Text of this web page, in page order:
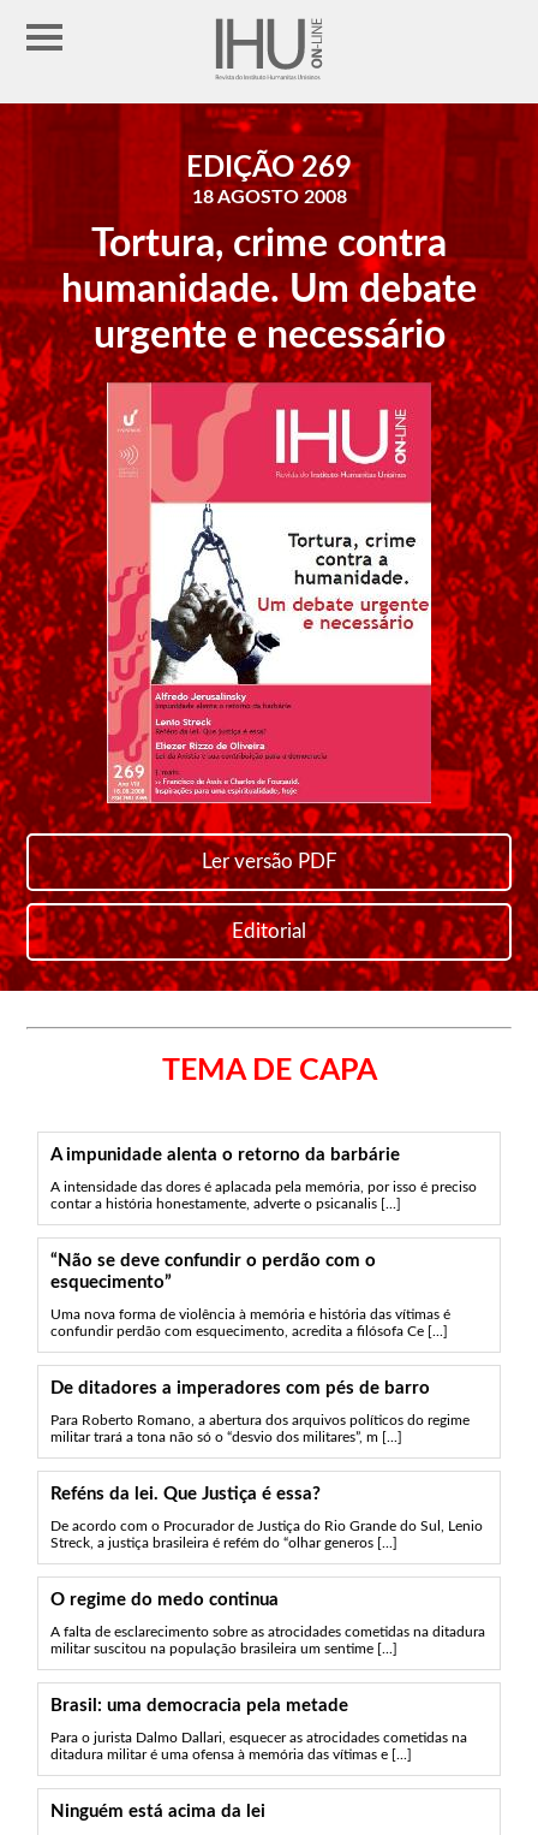
EDIÇÃO 269
18 AGOSTO 2008
Tortura, crime contra
humanidade. Um debate
urgente e necessário
Ler versão PDF
Editorial
TEMA DE CAPA
A impunidade alenta o retorno da barbárie
A intensidade das dores é aplacada pela memória, por isso é preciso
contar a história honestamente, adverte o psicanalis [...]
“Não se deve confundir o perdão com o
esquecimento”
Uma nova forma de violência à memória e história das vítimas é
confundir perdão com esquecimento, acredita a filósofa Ce [...]
De ditadores a imperadores com pés de barro
Para Roberto Romano, a abertura dos arquivos políticos do regime
militar trará a tona não só o “desvio dos militares”, m [...]
Reféns da lei. Que Justiça é essa?
De acordo com o Procurador de Justiça do Rio Grande do Sul, Lenio
Streck, a justiça brasileira é refém do “olhar generos [...]
O regime do medo continua
A falta de esclarecimento sobre as atrocidades cometidas na ditadura
militar suscitou na população brasileira um sentime [...]
Brasil: uma democracia pela metade
Para o jurista Dalmo Dallari, esquecer as atrocidades cometidas na
ditadura militar é uma ofensa à memória das vítimas e [...]
Ninguém está acima da lei